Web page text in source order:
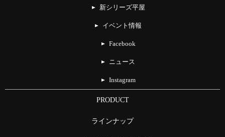
新シリーズ平屋
イベント情報
Facebook
ニュース
Instagram
PRODUCT
ラインナップ